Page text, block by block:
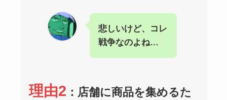
悲しいけど、コレ
戦争なのよね…
理由2 ：店舗に商品を集めるた